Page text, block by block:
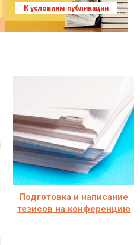
К условиям публикации
Подготовка и написание
тезисов на конференцию